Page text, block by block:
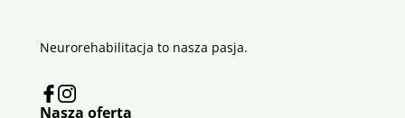
Neurorehabilitacja to nasza pasja.
Nasza oferta